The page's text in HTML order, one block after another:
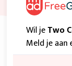
Wil jeTwo
Meld je aan